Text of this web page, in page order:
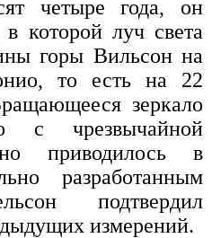
четыре года, он
которой луч света
горы Вильсон на
то есть на 22
зеркало
с чрезвычайной
приводилось в
разработанным
подтвердил
измерений.